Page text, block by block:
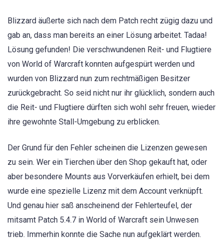
Blizzard äußerte sich nach dem Patch recht zügig dazu und
gab an, dass man bereits an einer Lösung arbeitet. Tadaa!
Lösung gefunden! Die verschwundenen Reit- und Flugtiere
von World of Warcraft konnten aufgespürt werden und
wurden von Blizzard nun zum rechtmäßigen Besitzer
zurückgebracht. So seid nicht nur ihr glücklich, sondern auch
die Reit- und Flugtiere dürften sich wohl sehr freuen, wieder
ihre gewohnte Stall-Umgebung zu erblicken.
Der Grund für den Fehler scheinen die Lizenzen gewesen
zu sein. Wer ein Tierchen über den Shop gekauft hat, oder
aber besondere Mounts aus Vorverkäufen erhielt, bei dem
wurde eine spezielle Lizenz mit dem Account verknüpft.
Und genau hier saß anscheinend der Fehlerteufel, der
mitsamt Patch 5.4.7 in World of Warcraft sein Unwesen
trieb. Immerhin konnte die Sache nun aufgeklärt werden.